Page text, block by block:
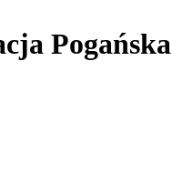
Pogańska